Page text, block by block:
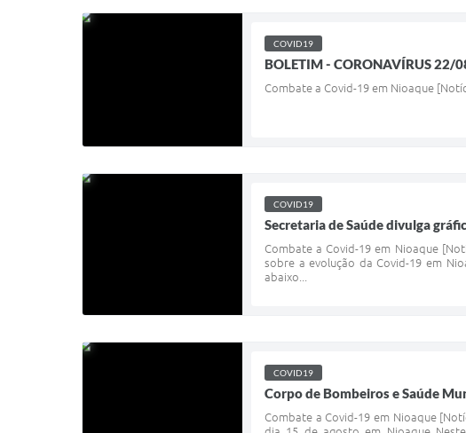
COVID19
BOLETIM - CORONAVÍRUS 22/
Combate a Covid-19 em Nioaque
COVID19
Secretaria de Saúde divulga
Combate a Covid-19 em Nioaque
sobre a evolução da Covid-19 em
abaixo...
COVID19
Corpo de Bombeiros e Saúde
Combate a Covid-19 em Nioaque